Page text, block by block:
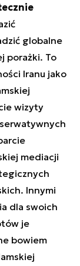
globalne
porażki. To
Iranu jako
wizyty
mediacji
Innymi
dla swoich
je
bowiem